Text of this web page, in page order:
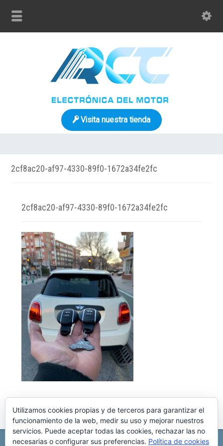
Visita nuestra tienda
2cf8ac20-af97-4330-89f0-1672a34fe2fc
2cf8ac20-af97-4330-89f0-1672a34fe2fc
Utilizamos cookies propias y de terceros para garantizar el
funcionamiento de la web, medir su uso y mejorar nuestros
servicios. Puede aceptar todas las cookies, rechazar las no
necesarias o configurar sus preferencias. Política de cookies